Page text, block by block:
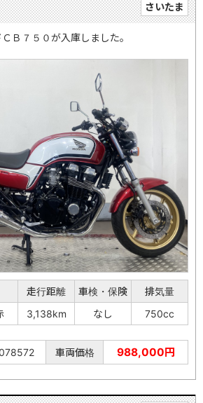
さいたま
Ｂ７５０が入庫しました。
走行距離 車検・保険
排気量
3,138km なし 750cc
車両価格 988,000円